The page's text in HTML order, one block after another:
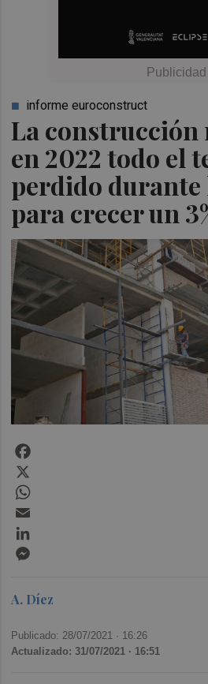
La construcción
en 2022 todo el
perdido durante
para crecer un
informe euroconstruct
A. Díez
Publicado: 28/07/2021 · 16:26
Actualizado: 31/07/2021 · 16:51